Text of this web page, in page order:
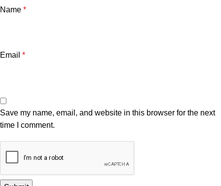
Name *
Email *
Save my name, email, and website in this browser for the next
time I comment.